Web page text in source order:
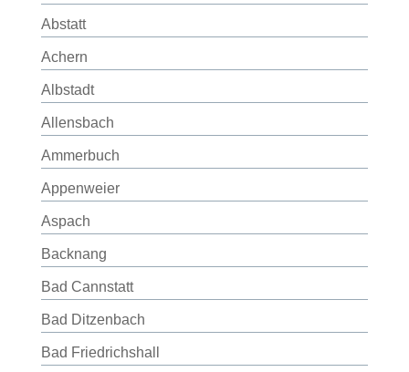
Abstatt
Achern
Albstadt
Allensbach
Ammerbuch
Appenweier
Aspach
Backnang
Bad Cannstatt
Bad Ditzenbach
Bad Friedrichshall